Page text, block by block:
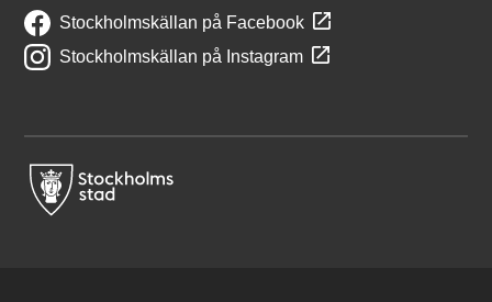
Stockholmskällan på Facebook
Stockholmskällan på Instagram